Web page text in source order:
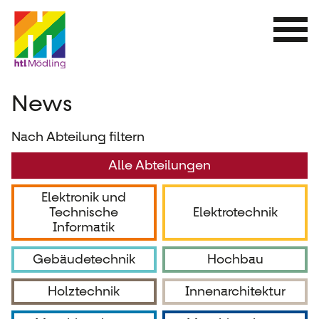
Direkt
zum
Inhalt
News
Nach Abteilung filtern
Alle Abteilungen
Elektronik und
Technische
Informatik
Elektrotechnik
Gebäudetechnik Hochbau
Holztechnik Innenarchitektur